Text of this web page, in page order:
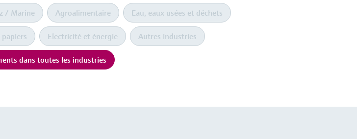
/ Marine Agroalimentaire Eau, eaux usées et déchets
papiers Electricité et énergie Autres industries
dans toutes les industries